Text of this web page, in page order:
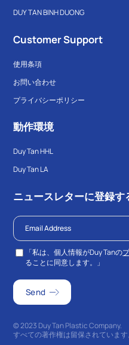
DUY TAN BINH DUONG
Customer Support
使用条項
お問い合わせ
プライバシーポリシー
動作環境
Duy Tan HHL
Duy Tan LA
ニュースレターに登録す
「私は、個人情報がDuy Tanの
ることに同意します。」
© 2023 Duy Tan Plastic Company.
すべての著作権は留保されています